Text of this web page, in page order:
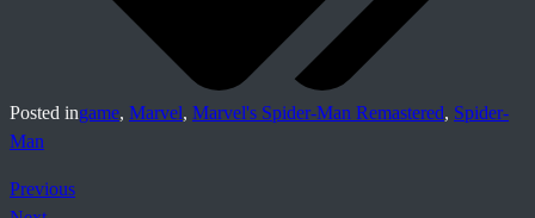
Posted ingame, Marvel, Marvel's Spider-Man Remastered, Spider-
Man
Previous